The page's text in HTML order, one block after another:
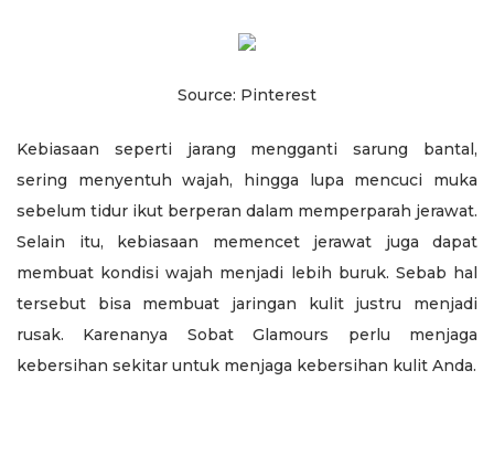
Source: Pinterest
Kebiasaan seperti jarang mengganti sarung bantal,
sering menyentuh wajah, hingga lupa mencuci muka
sebelum tidur ikut berperan dalam memperparah jerawat.
Selain itu, kebiasaan memencet jerawat juga dapat
membuat kondisi wajah menjadi lebih buruk. Sebab hal
tersebut bisa membuat jaringan kulit justru menjadi
rusak. Karenanya Sobat Glamours perlu menjaga
kebersihan sekitar untuk menjaga kebersihan kulit Anda.